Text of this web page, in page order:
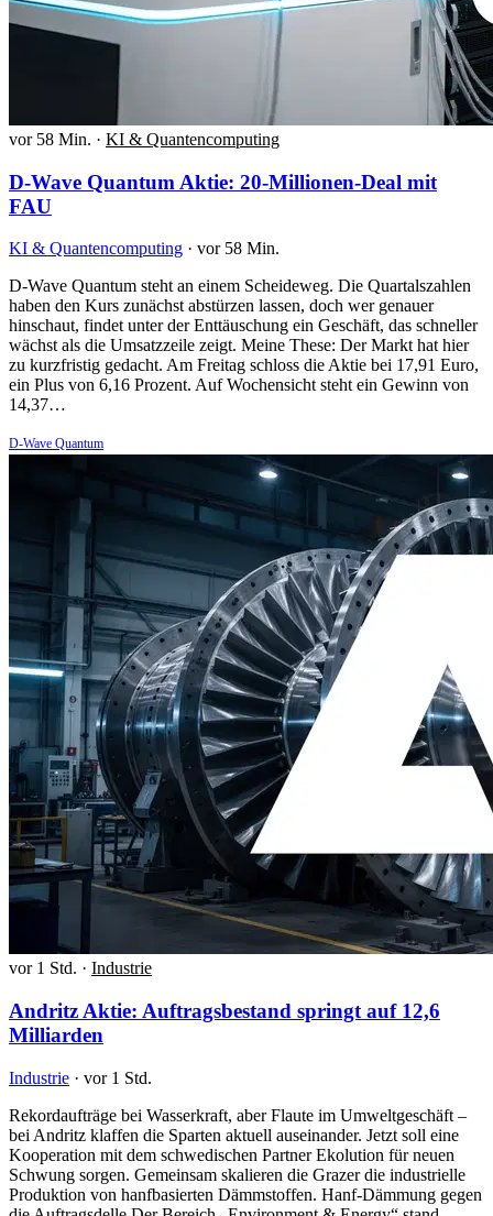
vor 58 Min. · KI & Quantencomputing
D-Wave Quantum Aktie: 20-Millionen-Deal mit
FAU
KI & Quantencomputing · vor 58 Min.
D-Wave Quantum steht an einem Scheideweg. Die Quartalszahlen
haben den Kurs zunächst abstürzen lassen, doch wer genauer
hinschaut, findet unter der Enttäuschung ein Geschäft, das schneller
wächst als die Umsatzzeile zeigt. Meine These: Der Markt hat hier
zu kurzfristig gedacht. Am Freitag schloss die Aktie bei 17,91 Euro,
ein Plus von 6,16 Prozent. Auf Wochensicht steht ein Gewinn von
14,37…
D-Wave Quantum
vor 1 Std. · Industrie
Andritz Aktie: Auftragsbestand springt auf 12,6
Milliarden
Industrie · vor 1 Std.
Rekordaufträge bei Wasserkraft, aber Flaute im Umweltgeschäft –
bei Andritz klaffen die Sparten aktuell auseinander. Jetzt soll eine
Kooperation mit dem schwedischen Partner Ekolution für neuen
Schwung sorgen. Gemeinsam skalieren die Grazer die industrielle
Produktion von hanfbasierten Dämmstoffen. Hanf-Dämmung gegen